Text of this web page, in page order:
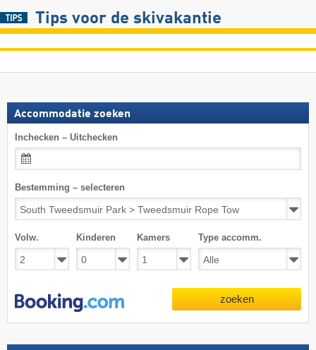
Tips voor de skivakantie
Accommodatie zoeken
Inchecken – Uitchecken
Bestemming – selecteren
Volw. Kinderen Kamers Type accomm.
zoeken